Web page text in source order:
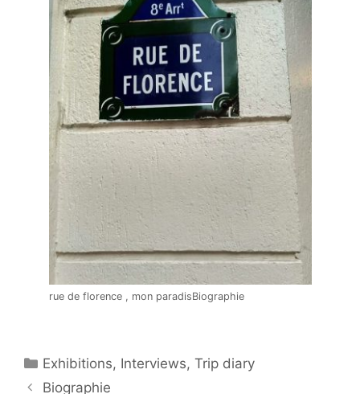
rue de florence , mon paradisBiographie
Categorías
Exhibitions, Interviews,Trip diary
Biographie